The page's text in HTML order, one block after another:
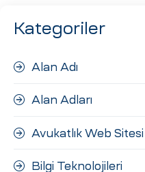
Kategoriler
Alan Adı
Alan Adları
Avukatlık Web Sitesi
Bilgi Teknolojileri